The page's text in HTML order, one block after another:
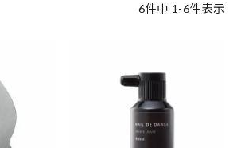
6件中 1 -6件表示